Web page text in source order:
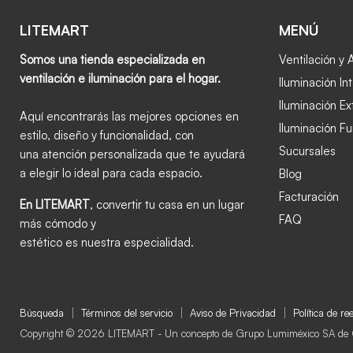
LITEMART
Somos una tienda especializada en
ventilación e iluminación para el hogar.
Aquí encontrarás las mejores opciones en
estilo, diseño y funcionalidad, con
una atención personalizada que te ayudará
a elegir lo ideal para cada espacio.
En LITEMART, convertir tu casa en un lugar
más cómodo y
estético es nuestra especialidad.
MENÚ
Ventilación y
Iluminación
Iluminación
Iluminación
Sucursales
Blog
Facturación
FAQ
Búsqueda Términos del servicio Aviso de Privacidad
Política de
Copyright © 2026 LITEMART - Un concepto de Grupo Lumiméxico SA de